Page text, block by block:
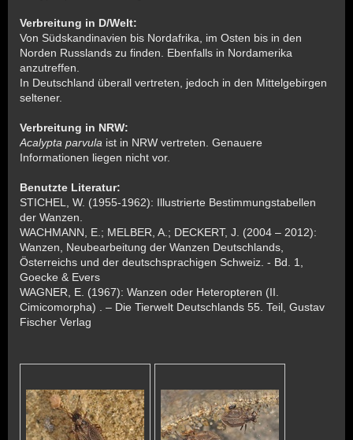
Verbreitung in D/Welt:
Von Südskandinavien bis Nordafrika, im Osten bis in den
Norden Russlands zu finden. Ebenfalls in Nordamerika
anzutreffen.
In Deutschland überall vertreten, jedoch in den Mittelgebirgen
seltener.
Verbreitung in NRW:
Acalypta parvula ist in NRW vertreten. Genauere
Informationen liegen nicht vor.
Benutzte Literatur:
STICHEL, W. (1955-1962): Illustrierte Bestimmungstabellen
der Wanzen.
WACHMANN, E.; MELBER, A.; DECKERT, J. (2004 – 2012):
Wanzen, Neubearbeitung der Wanzen Deutschlands,
Österreichs und der deutschsprachigen Schweiz. - Bd. 1,
Goecke & Evers
WAGNER, E. (1967): Wanzen oder Heteropteren (II.
Cimicomorpha) . – Die Tierwelt Deutschlands 55. Teil, Gustav
Fischer Verlag